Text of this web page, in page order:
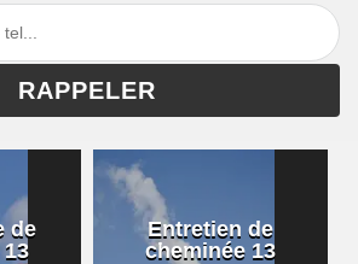
de
Entretien de
cheminée 13